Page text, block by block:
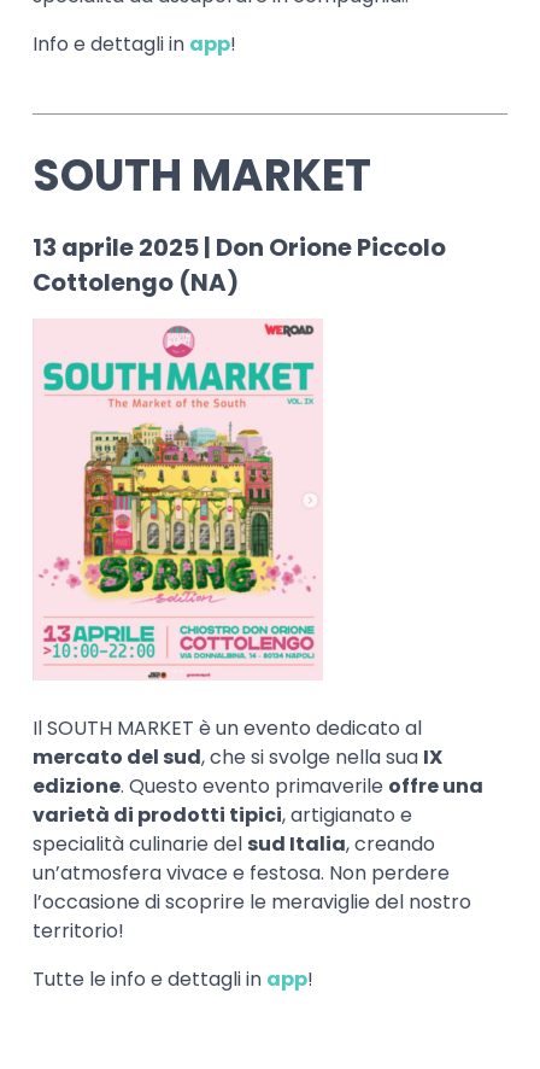
Info e dettagli in app!
SOUTH MARKET
13 aprile 2025 | Don Orione Piccolo
Cottolengo (NA)
Il SOUTH MARKET è un evento dedicato al
mercato del sud, che si svolge nella sua IX
edizione. Questo evento primaverile offre una
varietà di prodotti tipici, artigianato e
specialità culinarie del sud Italia, creando
un’atmosfera vivace e festosa. Non perdere
l’occasione di scoprire le meraviglie del nostro
territorio!
Tutte le info e dettagli in app!